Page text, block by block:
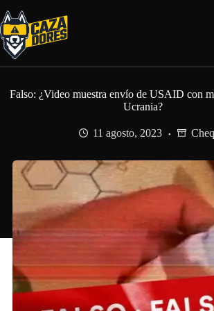
al
contenido
Falso: ¿Video muestra envío de USAID con
Ucrania?
11 agosto, 2023